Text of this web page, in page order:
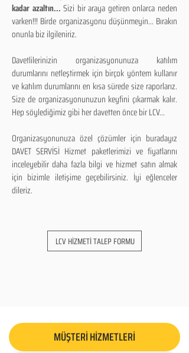
kadar azaltın...Sizi bir araya getiren onlarca neden
varken!!! Birde organizasyonu düşünmeyin... Bırakın
onunla biz ilgileniriz.
Davetlilerinizin organizasyonunuza katılım
durumlarını netleştirmek için birçok yöntem kullanır
ve katılım durumlarını en kısa sürede size raporlarız.
Size de organizasyonunuzun keyfini çıkarmak kalır.
Hep söylediğimiz gibi her davetten önce bir LCV...
Organizasyonunuza özel çözümler için buradayız
DAVET SERVİSİ Hizmet paketlerimizi ve fiyatlarını
inceleyebilir daha fazla bilgi ve hizmet satın almak
için bizimle iletişime geçebilirsiniz. İyi eğlenceler
dileriz.
LCV HİZMETİ TALEP FORMU
MÜŞTERİ HİZMETLERİ